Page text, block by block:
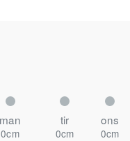
man tir ons
0cm 0cm
0cm